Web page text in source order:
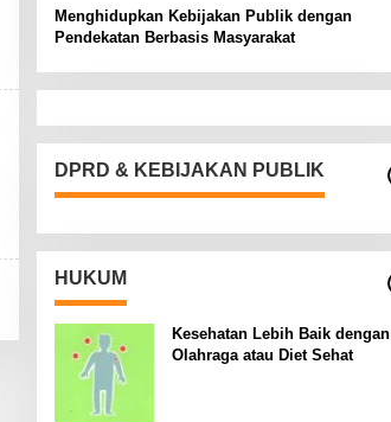
Menghidupkan Kebijakan Publik dengan
Pendekatan Berbasis Masyarakat
DPRD & KEBIJAKAN PUBLIK
HUKUM
Kesehatan Lebih Baik dengan
Olahraga atau Diet Sehat